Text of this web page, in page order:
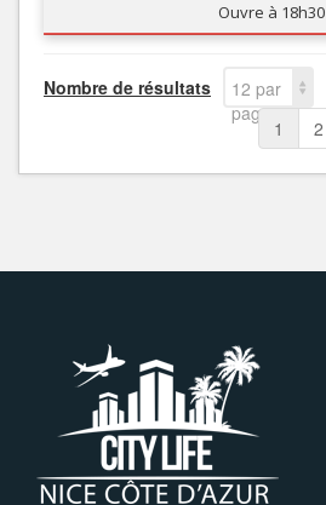
Ouvre à 18h30
Nombre de résultats
12 par
page
1 2